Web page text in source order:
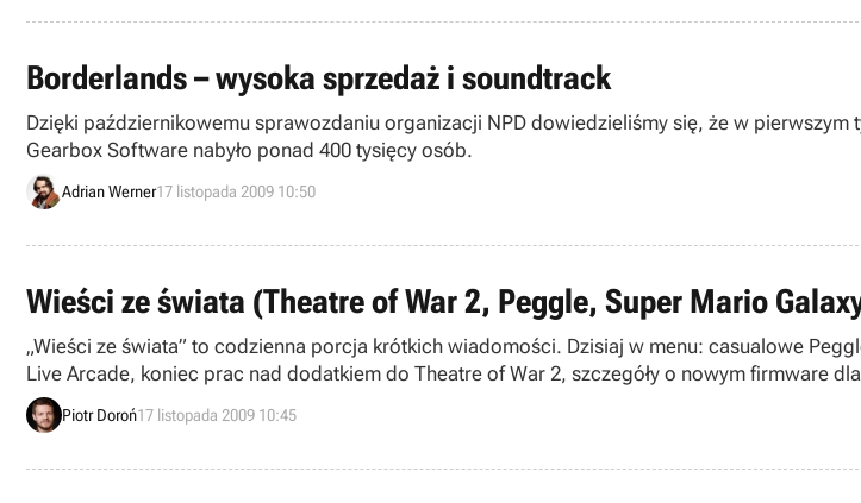
Borderlands – wysoka sprzedaż i soundtrack
Dzięki październikowemu sprawozdaniu organizacji NPD dowiedzieliśmy się, że w
Gearbox Software nabyło ponad 400 tysięcy osób.
Adrian Werner17 listopada 2009 10:50
Wieści ze świata (Theatre of War 2, Peggle, Super Mario
„Wieści ze świata” to codzienna porcja krótkich wiadomości. Dzisiaj w menu: casualowe
Live Arcade, koniec prac nad dodatkiem do Theatre of War 2, szczegóły o nowym firmware
Piotr Doroń17 listopada 2009 10:45